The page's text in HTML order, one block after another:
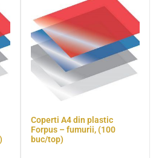
Coperti A4 din plastic
Forpus – fumurii, (100
buc/top)